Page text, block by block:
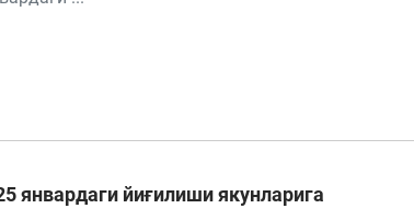
январдаги йиғилиши якунларига